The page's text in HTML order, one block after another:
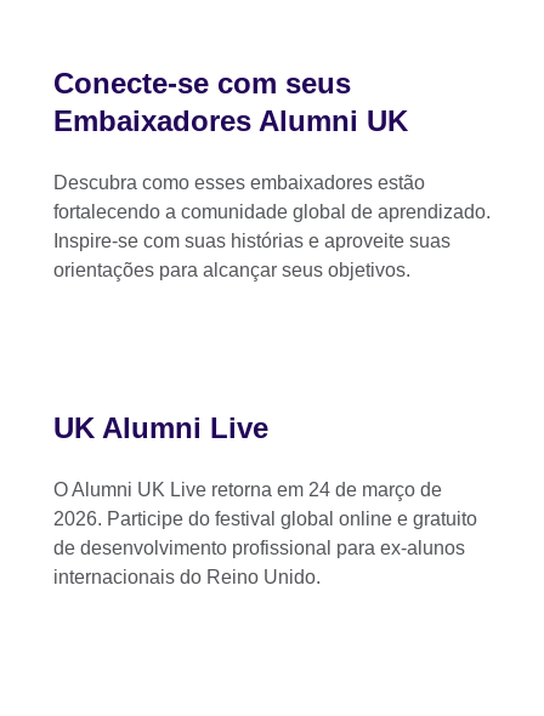
Conecte-se com seus
Embaixadores Alumni UK
Descubra como esses embaixadores estão
fortalecendo a comunidade global de aprendizado.
Inspire-se com suas histórias e aproveite suas
orientações para alcançar seus objetivos.
UK Alumni Live
O Alumni UK Live retorna em 24 de março de
2026. Participe do festival global online e gratuito
de desenvolvimento profissional para ex-alunos
internacionais do Reino Unido.